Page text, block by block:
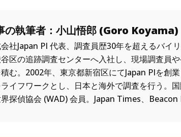
の執筆者：小山悟郎 (Goro Koyama)
社Japan PI 代表、調査員歴30年を超えるバイ
区の追跡調査センターへ入社し、現場調査員
む。2002年、東京都新宿区にてJapan PIを創
イフワークとし、日本と海外で調査を行う。
探偵協会 (WAD) 会員。Japan Times、Beacon